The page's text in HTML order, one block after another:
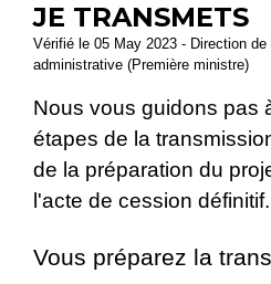
JE TRANSMETS
Vérifié le 05 May 2023 - Direction
administrative (Première ministre)
Nous vous guidons pas
étapes de la
de la préparation du
l'acte de cession définitif.
Vous préparez la